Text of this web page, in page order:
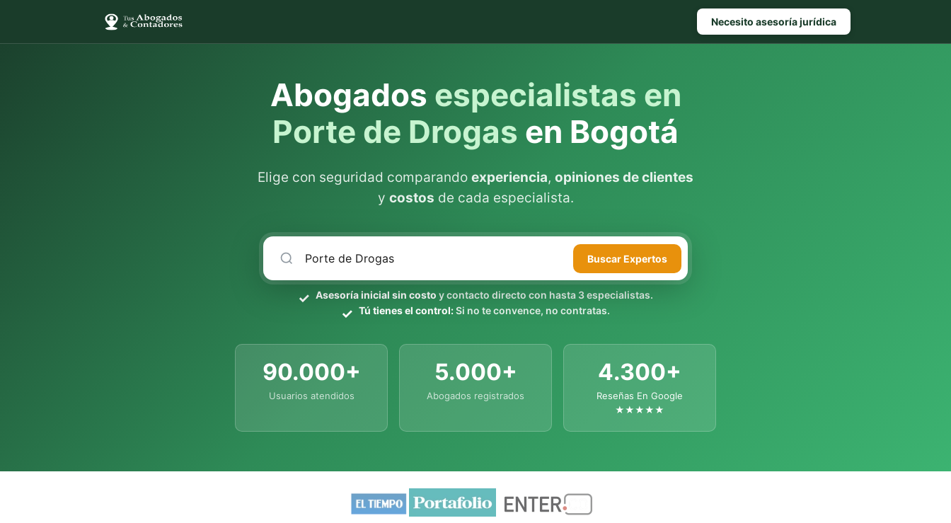
Necesito asesoría jurídica
Abogados especialistas en
Porte de Drogas en Bogotá
Elige con seguridad comparando experiencia, opiniones de clientes
y costos de cada especialista.
BuscarExpertos
Asesoría inicial sin costo y contacto directo con hasta 3 especialistas.
Tú tienes el control:Si no te convence, no contratas.
90.000+
Usuarios atendidos
5.000+
Abogados registrados
4.300+
Reseñas En Google
★★★★★